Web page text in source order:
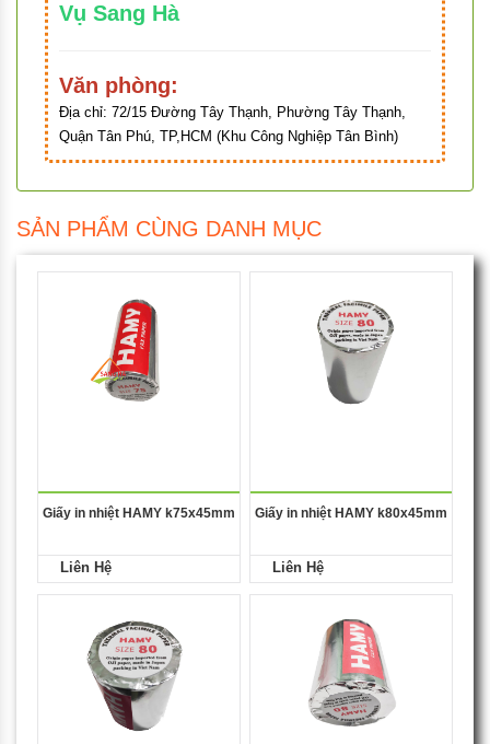
Vụ Sang Hà
Văn phòng:
Địa chỉ: 72/15 Đường Tây Thạnh, Phường Tây Thạnh,
Quận Tân Phú, TP,HCM (Khu Công Nghiệp Tân Bình)
SẢN PHẨM CÙNG DANH MỤC
Giấy in nhiệt HAMY k75x45mm
Liên Hệ
Giấy in nhiệt HAMY k80x45mm
Liên Hệ